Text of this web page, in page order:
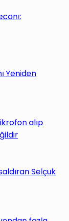
Yeniden
alıp
Selçuk